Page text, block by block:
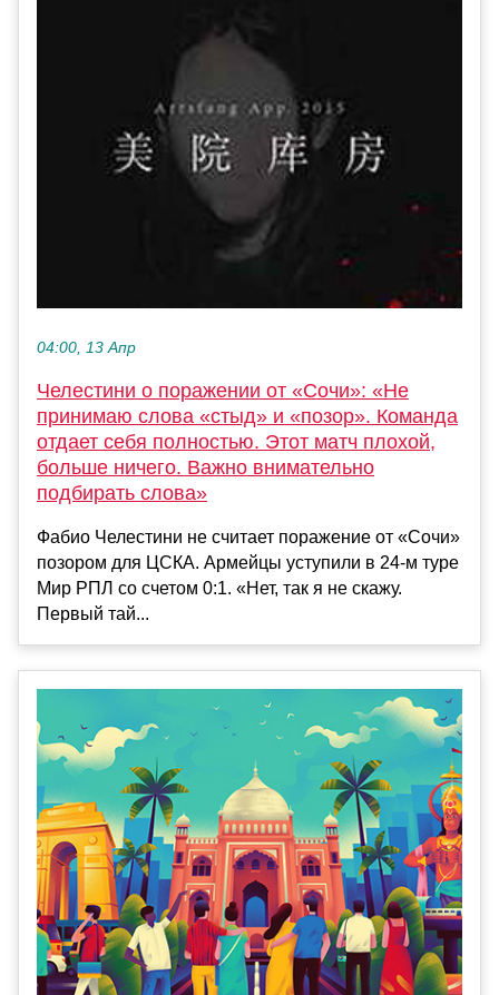
04:00, 13 Апр
Челестини о поражении от «Сочи»: «Не
принимаю слова «стыд» и «позор». Команда
отдает себя полностью. Этот матч плохой,
больше ничего. Важно внимательно
подбирать слова»
Фабио Челестини не считает поражение от «Сочи»
позором для ЦСКА. Армейцы уступили в 24-м туре
Мир РПЛ со счетом 0:1. «Нет, так я не скажу.
Первый тай...